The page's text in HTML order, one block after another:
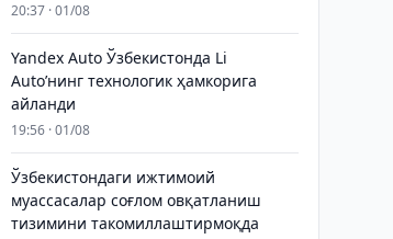
20:37 · 01/08
Yandex Auto Ўзбекистонда Li
Auto’нинг технологик ҳамкорига
айланди
19:56 · 01/08
Ўзбекистондаги ижтимоий
муассасалар соғлом овқатланиш
тизимини такомиллаштирмоқда